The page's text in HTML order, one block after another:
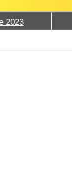
2023